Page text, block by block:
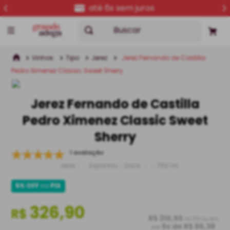
até 6x sem juros
Buscar
Vinhos Tipo Jerez
Jerez Fernando de Castilla
Pedro Ximenez Classic Sweet Sherry
Jerez Fernando de Castilla
Pedro Ximenez Classic Sweet
Sherry
1 avaliação
5% OFFnoPIX
R$326,90 R$ 310,55
x de R$ 65,38